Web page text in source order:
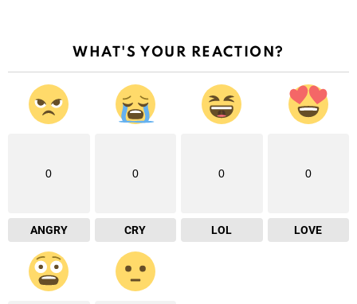
WHAT'S YOUR REACTION?
0
ANGRY
0
CRY
0
LOL
0
LOVE